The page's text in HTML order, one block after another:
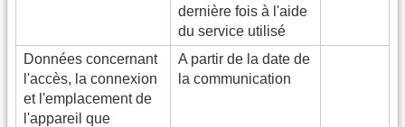
dernière fois à l'aide
du service utilisé
Données concernant
l'accès, la connexion
et l'emplacement de
l'appareil que
A partir de la date de
la communication